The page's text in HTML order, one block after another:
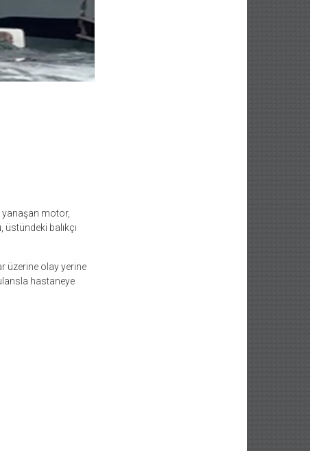
yanaşan motor,
balıkçı
üzerine olay yerine
hastaneye